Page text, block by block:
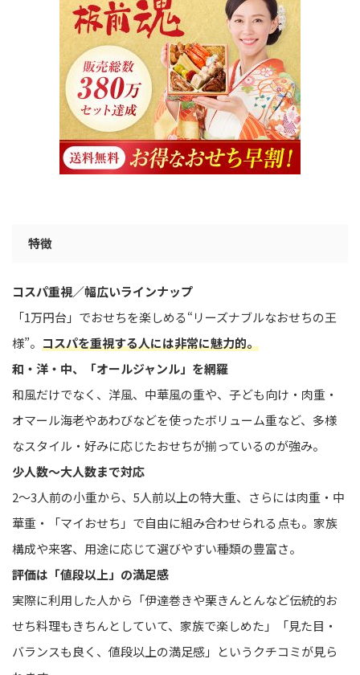
特徴
コスパ重視／幅広いラインナップ
「1万円台」でおせちを楽しめる“リーズナブルなおせちの王
様”。 コスパを重視する人には非常に魅力的。
和・洋・中、「オールジャンル」を網羅
和風だけでなく、洋風、中華風の重や、子ども向け・肉重・
オマール海老やあわびなどを使ったボリューム重など、多様
なスタイル・好みに応じたおせちが揃っているのが強み。
少人数〜大人数まで対応
2〜3人前の小重から、5人前以上の特大重、さらには肉重・中
華重・「マイおせち」で自由に組み合わせられる点も。家族
構成や来客、用途に応じて選びやすい種類の豊富さ。
評価は「値段以上」の満足感
実際に利用した人から「伊達巻きや栗きんとんなど伝統的お
せち料理もきちんとしていて、家族で楽しめた」「見た目・
バランスも良く、値段以上の満足感」というクチコミが見ら